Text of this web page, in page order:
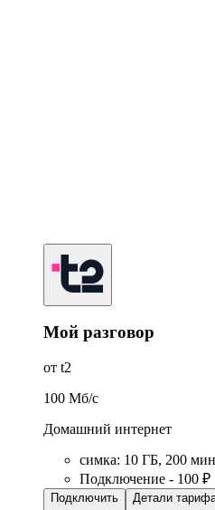
Мой разговор
от t2
100 Мб/c
Домашний интернет
симка: 10 ГБ, 200 мин
Подключение - 100 ₽
Подключить
Детали